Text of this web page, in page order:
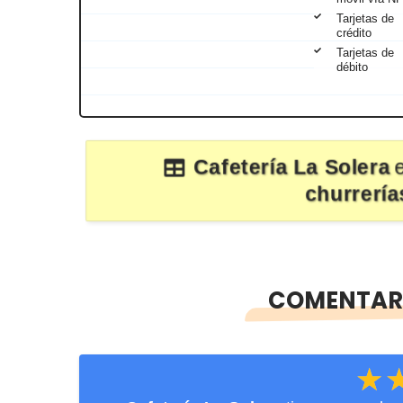
Tarjetas de
crédito
Tarjetas de
débito
Cafetería La Solera